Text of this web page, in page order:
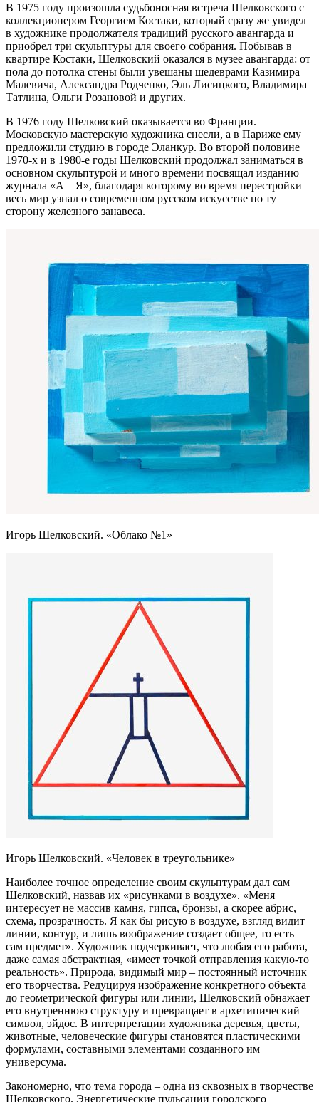
В 1975 году произошла судьбоносная встреча Шелковского с
коллекционером Георгием Костаки, который сразу же увидел
в художнике продолжателя традиций русского авангарда и
приобрел три скульптуры для своего собрания. Побывав в
квартире Костаки, Шелковский оказался в музее авангарда: от
пола до потолка стены были увешаны шедеврами Казимира
Малевича, Александра Родченко, Эль Лисицкого, Владимира
Татлина, Ольги Розановой и других.
В 1976 году Шелковский оказывается во Франции.
Московскую мастерскую художника снесли, а в Париже ему
предложили студию в городе Эланкур. Во второй половине
1970-х и в 1980-е годы Шелковский продолжал заниматься в
основном скульптурой и много времени посвящал изданию
журнала «А – Я», благодаря которому во время перестройки
весь мир узнал о современном русском искусстве по ту
сторону железного занавеса.
Игорь Шелковский. «Облако №1»
Игорь Шелковский. «Человек в треугольнике»
Наиболее точное определение своим скульптурам дал сам
Шелковский, назвав их «рисунками в воздухе». «Меня
интересует не массив камня, гипса, бронзы, а скорее абрис,
схема, прозрачность. Я как бы рисую в воздухе, взгляд видит
линии, контур, и лишь воображение создает общее, то есть
сам предмет». Художник подчеркивает, что любая его работа,
даже самая абстрактная, «имеет точкой отправления какую-то
реальность». Природа, видимый мир – постоянный источник
его творчества. Редуцируя изображение конкретного объекта
до геометрической фигуры или линии, Шелковский обнажает
его внутреннюю структуру и превращает в архетипический
символ, эйдос. В интерпретации художника деревья, цветы,
животные, человеческие фигуры становятся пластическими
формулами, составными элементами созданного им
универсума.
Закономерно, что тема города – одна из сквозных в творчестве
Шелковского. Энергетические пульсации городского